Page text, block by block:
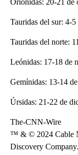
Tauridas del sur: 4-
Tauridas del norte:
Leónidas: 17-18 de
Gemínidas: 13-14
Úrsidas: 21-22 de
The-CNN-Wire
™ & © 2024 Cable
Discovery